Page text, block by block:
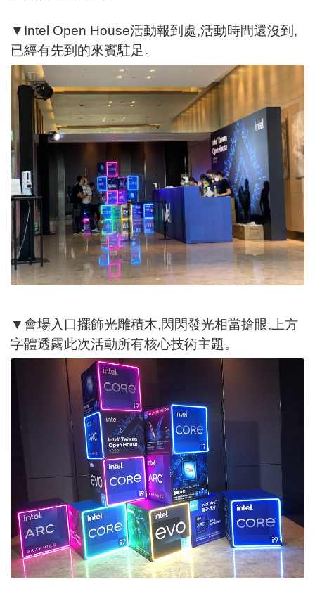
▼Intel Open House活動報到處,活動時間還沒到,
已經有先到的來賓駐足。
▼會場入口擺飾光雕積木,閃閃發光相當搶眼,上方
字體透露此次活動所有核心技術主題。